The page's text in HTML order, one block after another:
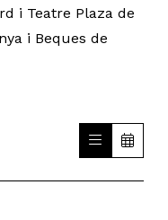
i Teatre Plaza de
i Beques de